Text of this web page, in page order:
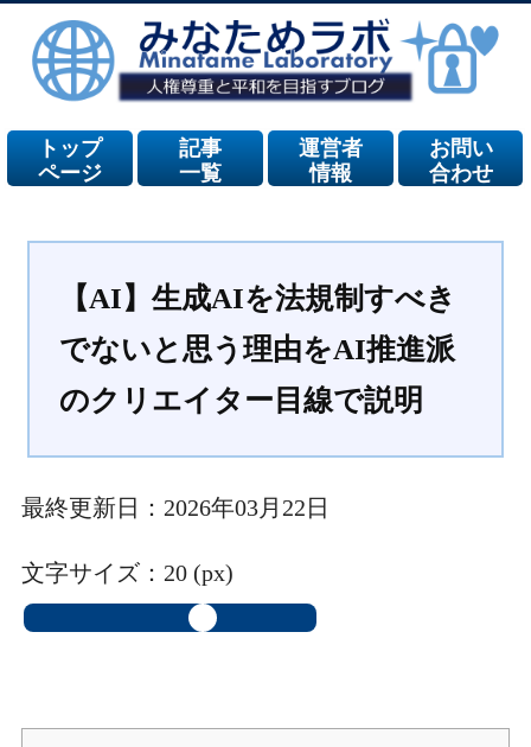
トップ
ページ
記事
一覧
運営者
情報
お問い
合わせ
【AI】生成AIを法規制すべき
でないと思う理由をAI推進派
のクリエイター目線で説明
最終更新日：2026年03月22日
文字サイズ： 20(px)